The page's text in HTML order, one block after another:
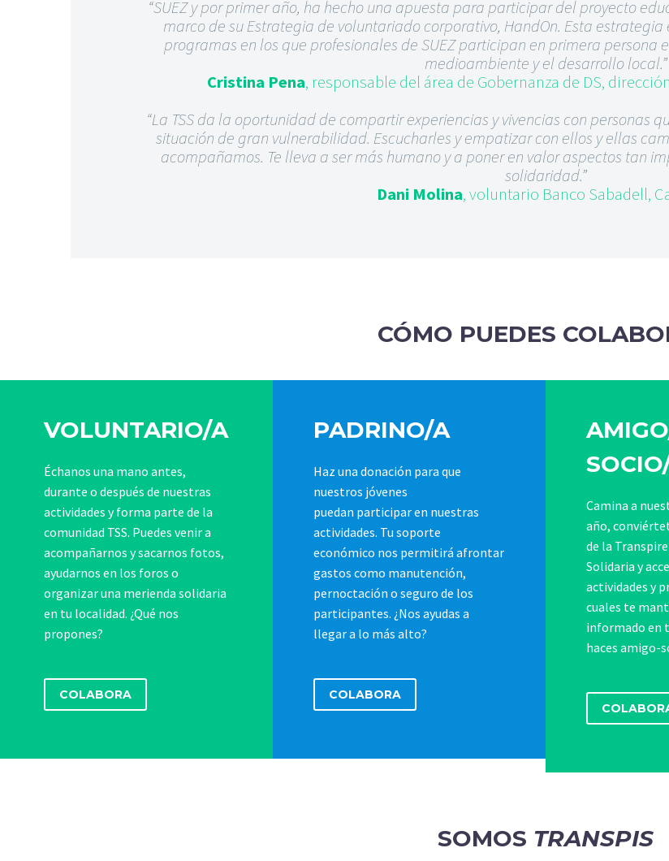
“SUEZ y por primer año, ha hecho una apuesta para participar del proyecto
marco de su Estrategia de voluntariado corporativo, HandOn. Esta
programas en los que profesionales de SUEZ participan en primera persona
medioambiente y el desarrollo local.”
Cristina Pena, responsable del área de Gobernanza de DS,
“La TSS da la oportunidad de compartir experiencias y vivencias con personas
situación de gran vulnerabilidad. Escucharles y empatizar con ellos y ellas
acompañamos. Te lleva a ser más humano y a poner en valor aspectos tan
solidaridad.”
Dani Molina, voluntario Banco Sabadell,
CÓMO PUEDES
VOLUNTARIO/A
Échanos una mano antes,
durante o después de nuestras
actividades y forma parte de la
comunidad TSS. Puedes venir a
acompañarnos y sacarnos fotos,
ayudarnos en los foros o
organizar una merienda solidaria
en tu localidad. ¿Qué nos
propones?
COLABORA
PADRINO/A
Haz una donación para que
nuestros jóvenes
puedan participar en nuestras
actividades. Tu soporte
económico nos permitirá afrontar
gastos como manutención,
pernoctación o seguro de los
participantes. ¿Nos ayudas a
llegar a lo más alto?
COLABORA
Camina a
año,
de la
Solidaria y
actividades y
cuales te
informado en
haces amigo-
SOMOS TRANSPIS